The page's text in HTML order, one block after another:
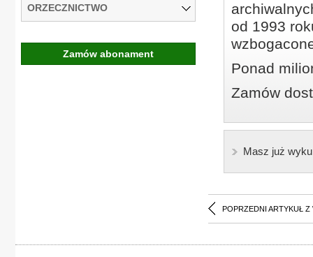
od 1993
Ponad
Zamów
Masz już
POPRZEDNI ARTYKUŁ Z
ORZECZNICTWO
Zamów abonament